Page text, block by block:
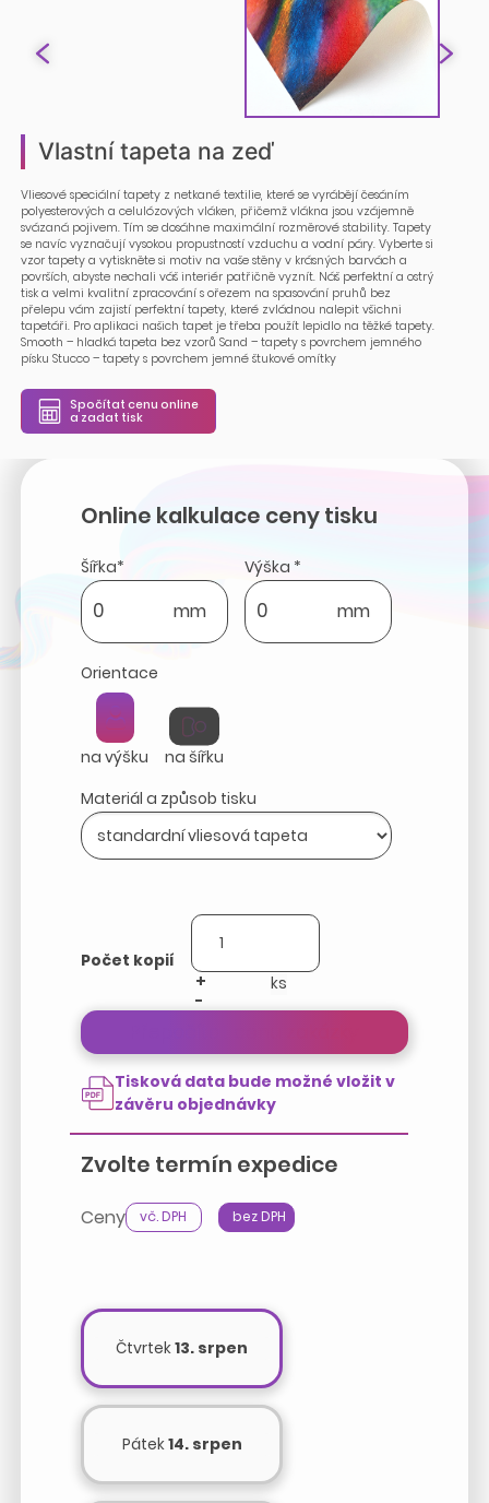
Vlastní tapeta na zeď
Vliesové speciální tapety z netkané textilie, které se vyrábějí česáním
polyesterových a celulózových vláken, přičemž vlákna jsou vzájemně
svázaná pojivem. Tím se dosáhne maximální rozměrové stability. Tapety
se navíc vyznačují vysokou propustností vzduchu a vodní páry. Vyberte si
vzor tapety a vytiskněte si motiv na vaše stěny v krásných barvách a
površích, abyste nechali váš interiér patřičně vyznít. Náš perfektní a ostrý
tisk a velmi kvalitní zpracování s ořezem na spasování pruhů bez
přelepu vám zajistí perfektní tapety, které zvládnou nalepit všichni
tapetáři. Pro aplikaci našich tapet je třeba použít lepidlo na těžké tapety.
Smooth – hladká tapeta bez vzorů Sand – tapety s povrchem jemného
písku Stucco – tapety s povrchem jemné štukové omítky
Spočítat cenu online
a zadat tisk
Online kalkulace ceny tisku
Šířka*
mm
Výška *
mm
Orientace
na výšku
na šířku
Materiál a způsob tisku
Počet kopií
+
-
Tisková data bude možné vložit v
závěru objednávky
Zvolte termín expedice
Ceny vč. DPH bez DPH
Čtvrtek13. srpen
Pátek14. srpen